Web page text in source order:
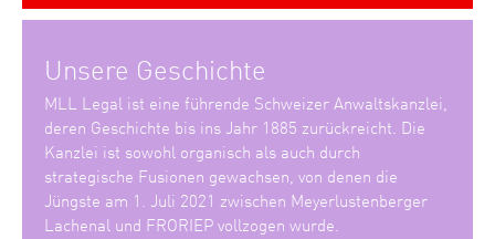
Unsere Geschichte
MLL Legal ist eine führende Schweizer Anwaltskanzlei,
deren Geschichte bis ins Jahr 1885 zurückreicht. Die
Kanzlei ist sowohl organisch als auch durch
strategische Fusionen gewachsen, von denen die
Jüngste am 1. Juli 2021 zwischen Meyerlustenberger
Lachenal und FRORIEP vollzogen wurde.